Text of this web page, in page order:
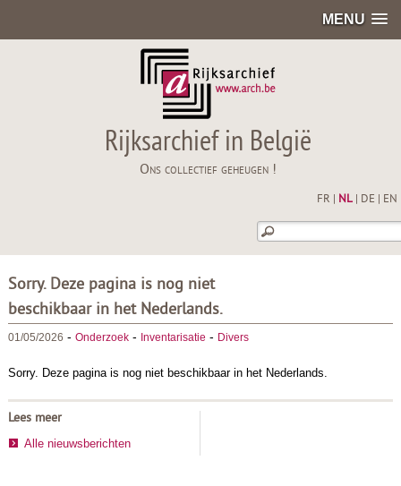
MENU
Rijksarchief in België
Ons collectief geheugen !
FR NL| DE EN
Sorry. Deze pagina is nog niet
beschikbaar in het Nederlands.
01/05/2026 - Onderzoek- Inventarisatie - Divers
Sorry. Deze pagina is nog niet beschikbaar in het Nederlands.
Lees meer
Alle nieuwsberichten